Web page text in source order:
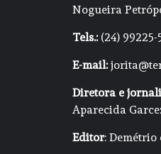
Nogueira
Tels.:(24) 99225-
E-mail:
Diretora e
Aparecida
Editor: Demétrio